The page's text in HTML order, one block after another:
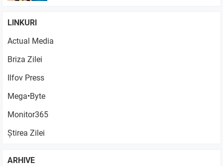
LINKURI
Actual Media
Briza Zilei
Ilfov Press
Mega•Byte
Monitor365
Știrea Zilei
ARHIVE